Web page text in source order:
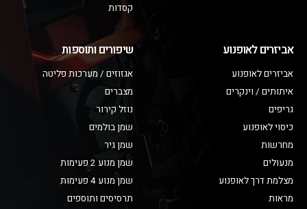
קסדות
אביזרים לאופנוע
אביזרים לאופנוע
איתותים / וינקרים
גריפים
כיסוי לאופנוע
מחרשות
מנעולים
מצלמת דרך לאופנוע
מראות
שיפורים ותוספות
אגזוזים / מערכות פליטה
מצברים
נוזל קירור
שמן בולמים
שמן גיר
שמן מנוע 2 פעימות
שמן מנוע 4 פעימות
תרסיסים ותוספים